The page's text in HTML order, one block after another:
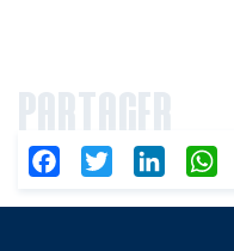
PARTAGER
FacebookTwitter LinkedIn